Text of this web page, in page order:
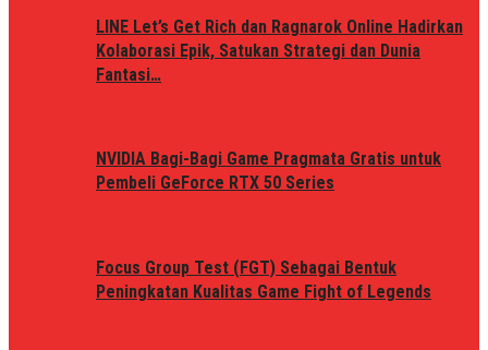
LINE Let’s Get Rich dan Ragnarok Online Hadirkan
Kolaborasi Epik, Satukan Strategi dan Dunia
Fantasi…
NVIDIA Bagi-Bagi Game Pragmata Gratis untuk
Pembeli GeForce RTX 50 Series
Focus Group Test (FGT) Sebagai Bentuk
Peningkatan Kualitas Game Fight of Legends